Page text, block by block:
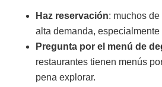
Haz reservación: muchos
alta demanda,
Pregunta por el menú de
restaurantes tienen menús
pena explorar.